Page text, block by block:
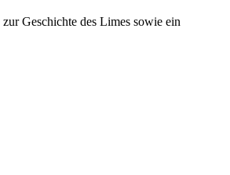
Geschichte des Limes sowie ein